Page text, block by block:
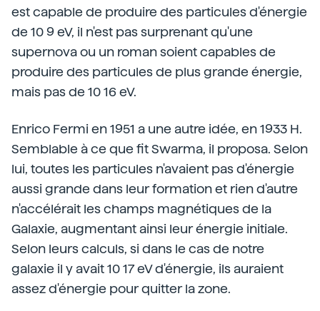
est capable de produire des particules d'énergie
de 10 9 eV, il n'est pas surprenant qu'une
supernova ou un roman soient capables de
produire des particules de plus grande énergie,
mais pas de 10 16 eV.
Enrico Fermi en 1951 a une autre idée, en 1933 H.
Semblable à ce que fit Swarma, il proposa. Selon
lui, toutes les particules n'avaient pas d'énergie
aussi grande dans leur formation et rien d'autre
n'accélérait les champs magnétiques de la
Galaxie, augmentant ainsi leur énergie initiale.
Selon leurs calculs, si dans le cas de notre
galaxie il y avait 10 17 eV d'énergie, ils auraient
assez d'énergie pour quitter la zone.